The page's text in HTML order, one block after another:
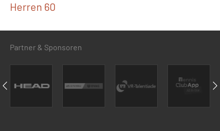
Herren 60
Partner & Sponsoren